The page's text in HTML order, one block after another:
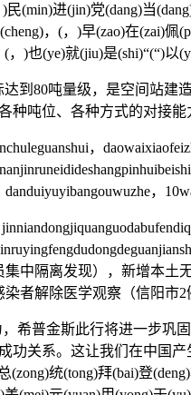
进(jin)党(dang)当(dang)
，(，)早(zao)在(zai)
，)也(ye)就(jiu)是(shi)“(“)
80吨量级，是空间站建造
种吨位、各种方式的对接
，
，
中隔离发现），新增本土
者解除医学观察（信阳市2
普金斯此行将进一步巩固
功关系。这让我们在中国
(zong)统(tong)拜(bai)登